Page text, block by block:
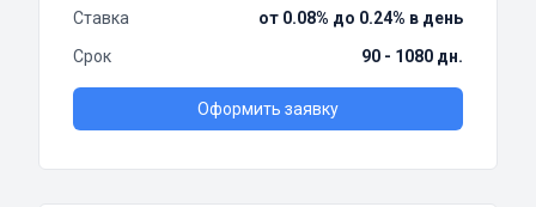
Ставка
от 0.08% до 0.24% в день
Срок
90 - 1080 дн.
Оформить заявку